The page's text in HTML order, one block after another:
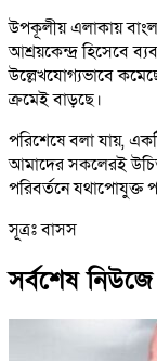
উপকূলীয় এলাকায়
আশ্রয়কেন্দ্র হিসেবে
উল্লেখযোগ্যভাবে
ক্রমেই বাড়ছে।
পরিশেষে বলা যায়,
আমাদের সকলেরই
পরিবর্তনে যথাপোযুক্ত
সূত্রঃ বাসস
সর্বশেষ নিউজে